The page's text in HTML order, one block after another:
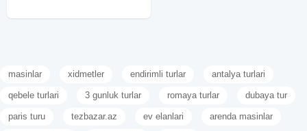
masinlar xidmetler endirimli turlar antalya turlari
qebele turlari 3 gunluk turlar romaya turlar dubaya tur
paris turu tezbazar.az ev elanlari arenda masinlar